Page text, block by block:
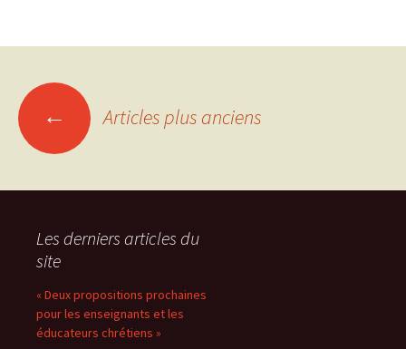
Navigation
des
articles
← Articles plus anciens
Les derniers articles du
site
« Deux propositions prochaines
pour les enseignants et les
éducateurs chrétiens »